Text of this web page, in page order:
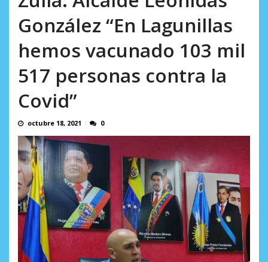
González “En Lagunillas
hemos vacunado 103 mil
517 personas contra la
Covid”
octubre 18, 2021 0